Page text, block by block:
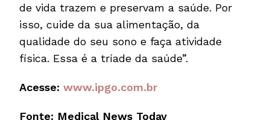
de vida trazem e preservam a saúde. Por
isso, cuide da sua alimentação, da
qualidade do seu sono e faça atividade
física. Essa é a tríade da saúde”.
Acesse:www.ipgo.com.br
Fonte: Medical News Today